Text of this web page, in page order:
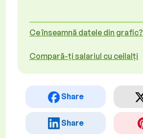
Ce înseamnă datele din grafic?
Compară-ți salariul cu ceilalți
Share
Share